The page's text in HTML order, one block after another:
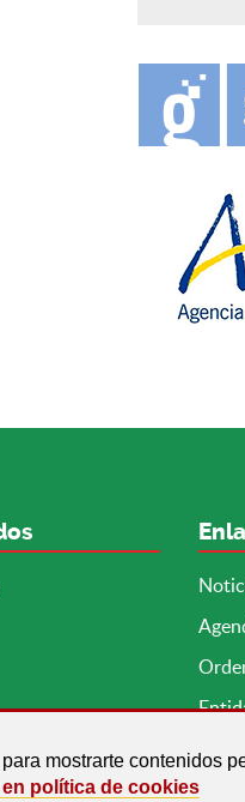
mostrarte contenidos
en política de cookies